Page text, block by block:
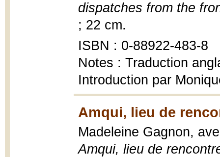
dispatches from the
; 22 cm.
ISBN : 0-88922-483-8
Notes : Traduction
Introduction par
Amqui, lieu de
Madeleine Gagnon,
Amqui, lieu de